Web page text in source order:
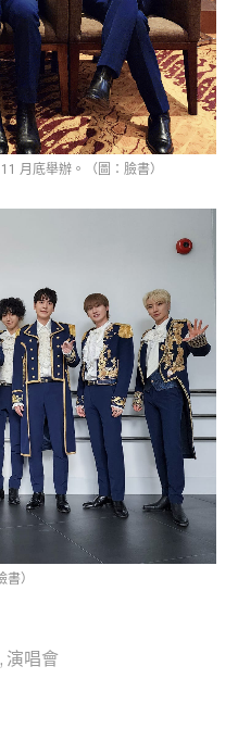
月底舉辦。（圖：臉書）
書）
, 演唱會